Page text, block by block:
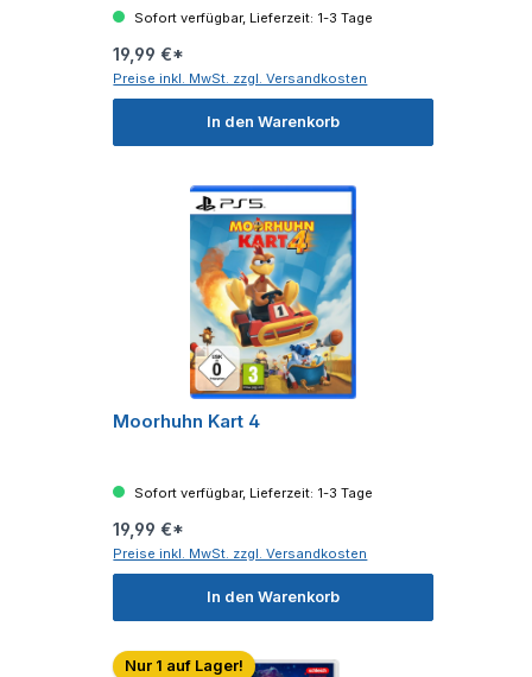
Sofort verfügbar, Lieferzeit: 1-3 Tage
19,99 €*
Preise inkl. MwSt. zzgl. Versandkosten
In den Warenkorb
Moorhuhn Kart 4
Sofort verfügbar, Lieferzeit: 1-3 Tage
19,99 €*
Preise inkl. MwSt. zzgl. Versandkosten
In den Warenkorb
Nur 1 auf Lager!